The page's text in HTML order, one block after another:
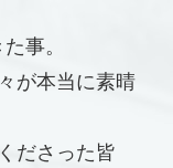
事。
が本当に素晴
ださった皆